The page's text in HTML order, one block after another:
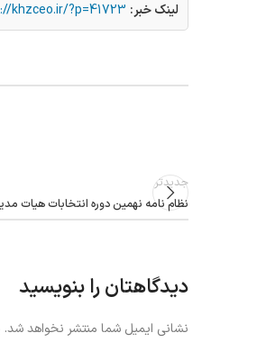
لینک خبر: khzceo.ir/?p=41723
جدیدتر
نظام نامه نهمین دوره انتخابات هیات
دیدگاهتان را بنویسید
نشانی ایمیل شما منتشر نخواهد شد.